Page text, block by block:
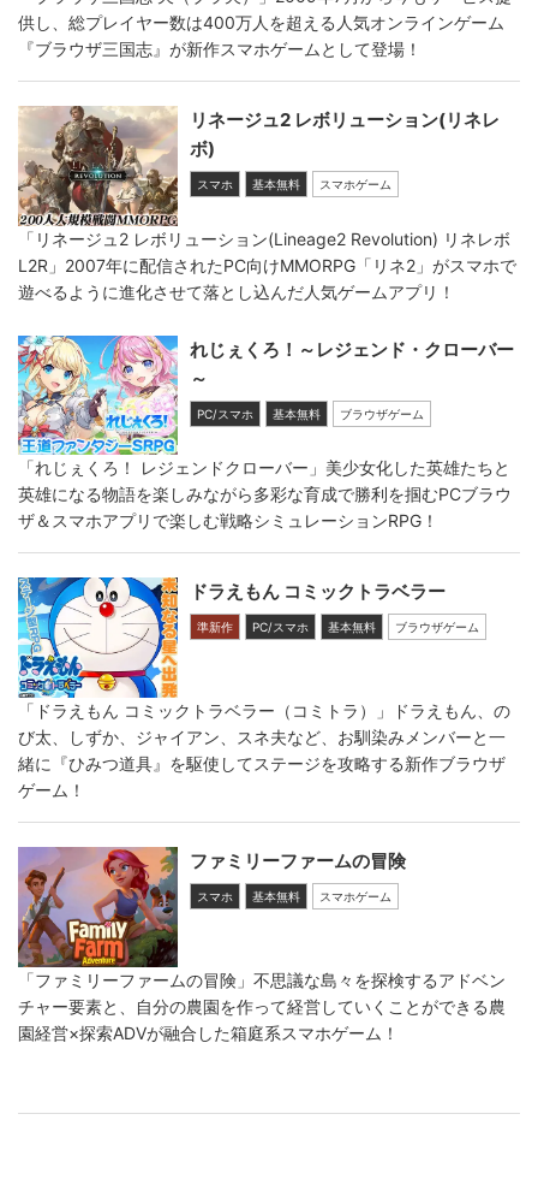
供し、総プレイヤー数は400万人を超える人気オンラインゲーム
『ブラウザ三国志』が新作スマホゲームとして登場！
リネージュ2 レボリューション(リネレ
ボ)
スマホ 基本無料 スマホゲーム
「リネージュ2 レボリューション(Lineage2 Revolution) リネレボ
L2R」2007年に配信されたPC向けMMORPG「リネ2」がスマホで
遊べるように進化させて落とし込んだ人気ゲームアプリ！
れじぇくろ！～レジェンド・クローバー
～
PC/スマホ 基本無料 ブラウザゲーム
「れじぇくろ！ レジェンドクローバー」美少女化した英雄たちと
英雄になる物語を楽しみながら多彩な育成で勝利を掴むPCブラウ
ザ＆スマホアプリで楽しむ戦略シミュレーションRPG！
ドラえもん コミックトラベラー
準新作 PC/スマホ 基本無料 ブラウザゲーム
「ドラえもん コミックトラベラー（コミトラ）」ドラえもん、の
び太、しずか、ジャイアン、スネ夫など、お馴染みメンバーと一
緒に『ひみつ道具』を駆使してステージを攻略する新作ブラウザ
ゲーム！
ファミリーファームの冒険
スマホ 基本無料 スマホゲーム
「ファミリーファームの冒険」不思議な島々を探検するアドベン
チャー要素と、自分の農園を作って経営していくことができる農
園経営×探索ADVが融合した箱庭系スマホゲーム！